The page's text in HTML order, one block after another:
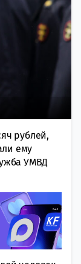
рублей,
ему
УМВД